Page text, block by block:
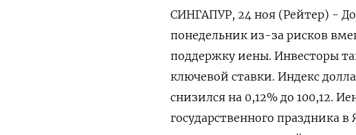
СИНГАПУР, 24 ноя (Рейтер) -
понедельник из-за рисков
поддержку иены. Инвесторы
ключевой ставки. Индекс
снизился на 0,12% до 100,12​.
государственного праздника